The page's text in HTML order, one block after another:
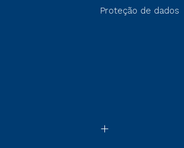
Proteção de dados